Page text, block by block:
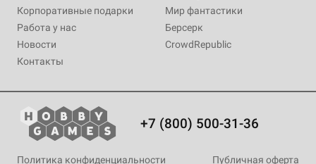
Корпоративные подарки
Работа у нас
Новости
Контакты
Мир фантастики
Берсерк
CrowdRepublic
+7 (800) 500-31-36
Политика конфиденциальности Публичная оферта